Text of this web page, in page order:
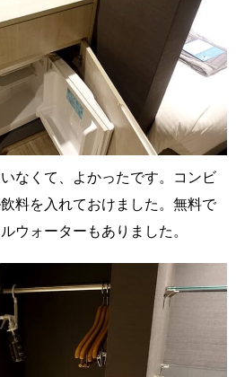
なくて、よかったです。コンビ
料を入れておけました。無料で
ウォーターもありました。